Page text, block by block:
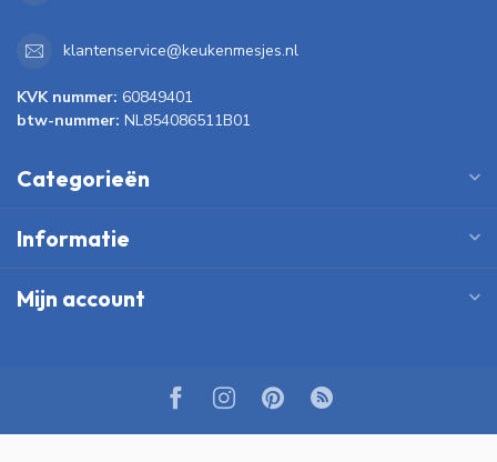
klantenservice@keukenmesjes.nl
KVK nummer: 60849401
btw-nummer: NL854086511B01
Categorieën
Informatie
Mijn account